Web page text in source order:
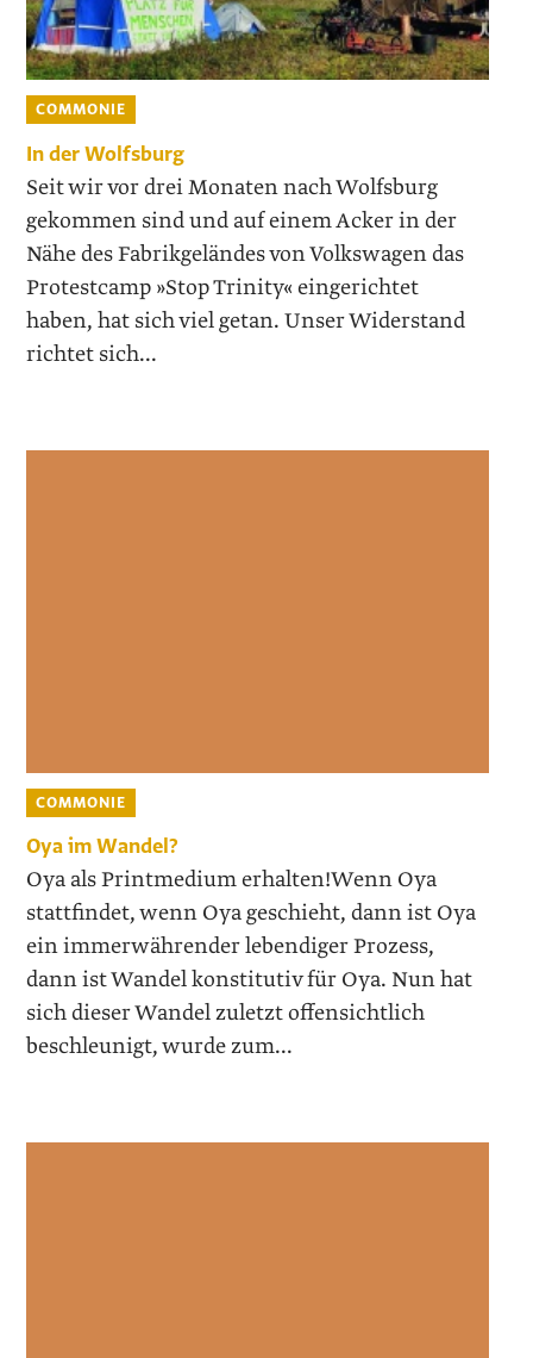
COMMONIE
In der Wolfsburg
Seit wir vor drei Monaten nach Wolfsburg
gekommen sind und auf einem Acker in der
Nähe des Fabrikgeländes von Volkswagen das
Protestcamp »Stop Trinity« eingerichtet
haben, hat sich viel getan. Unser Widerstand
richtet sich...
COMMONIE
Oya im Wandel?
Oya als Printmedium erhalten!Wenn Oya
stattfindet, wenn Oya geschieht, dann ist Oya
ein immerwährender lebendiger Prozess,
dann ist Wandel konstitutiv für Oya. Nun hat
sich dieser Wandel zuletzt offensichtlich
beschleunigt, wurde zum...